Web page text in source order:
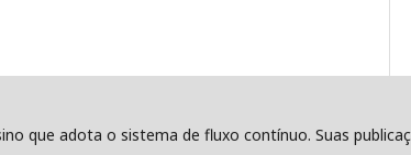
que adota o sistema de fluxo contínuo. Suas